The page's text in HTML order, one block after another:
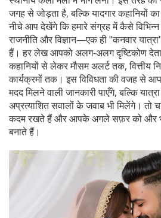
जगह से जोड़ता है, बल्कि यादगार कहानियों
नीचे आप देखेंगे कि हमारे संग्रह में कैसे
राजनीति और विज्ञान—एक ही "कनवार
हैं। हर लेख आपको अलग‑अलग दृष्टिकोण
कहानियों से लेकर मौसम अलर्ट तक, वित्तीय
कार्यक्रमों तक। इस विविधता की वजह से
मदद मिलने वाली जानकारी पाएँगे, बल्कि
अप्रत्याशित सवालों के जवाब भी मिलेंगे। तो
कदम रखते हैं और आपके अगले सफ़र को और
बनाते हैं।